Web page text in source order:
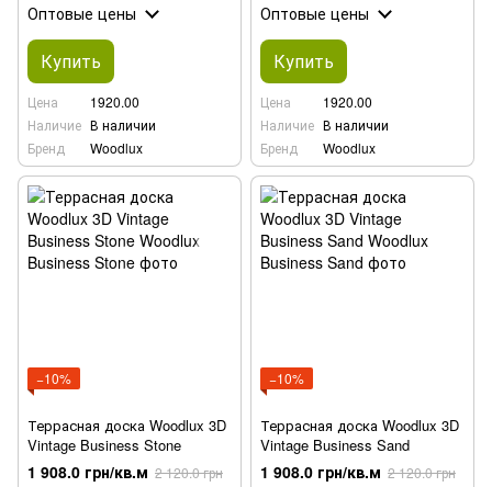
Оптовые цены
Купить
Цена
1920.00
Наличие В наличии
Бренд
Woodlux
Оптовые цены
Купить
Цена
1920.00
Наличие В наличии
Бренд
Woodlux
−10%
Террасная доска Woodlux 3D
Vintage Business Stone
1 908.0 грн/кв.м 2 120.0 грн
−10%
Террасная доска Woodlux 3D
Vintage Business Sand
1 908.0 грн/кв.м 2 120.0 грн